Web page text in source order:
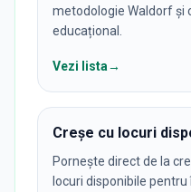
metodologie Waldorf și
educațional.
Vezi lista→
Creșe cu locuri
Pornește direct de la
locuri disponibile pentru